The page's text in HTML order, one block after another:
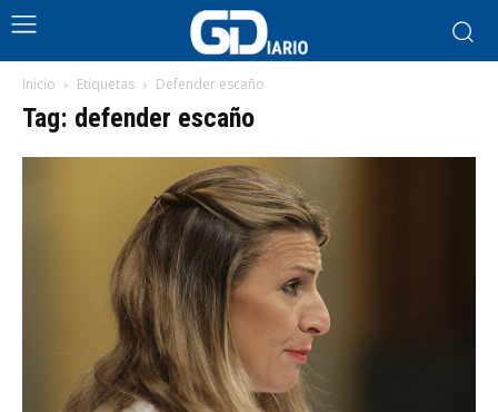
Inicio Etiquetas Defender escaño
Tag: defender escaño